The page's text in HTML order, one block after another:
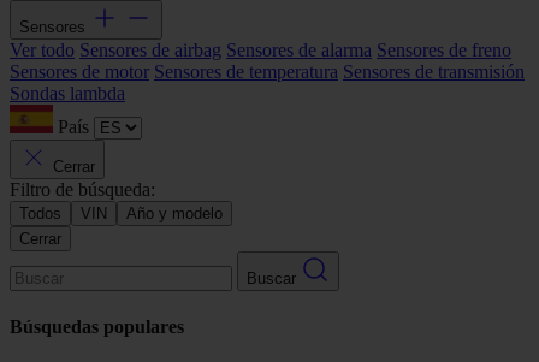
Sensores
Ver todo Sensores de airbag Sensores de alarma Sensores de freno
Sensores de motor Sensores de temperatura Sensores de transmisión
Sondas lambda
País
Cerrar
Filtro de búsqueda:
Todos VIN
Año y modelo
Cerrar
Buscar
Búsquedas populares